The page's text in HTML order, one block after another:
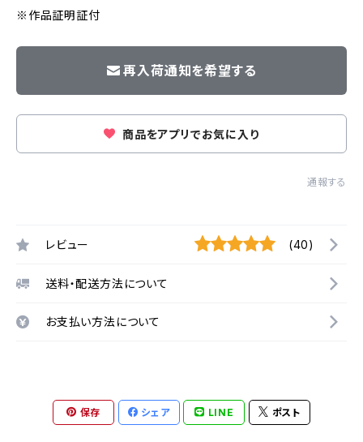
※作品証明証付
再入荷通知を希望する
商品をアプリでお気に入り
通報する
レビュー (40)
送料・配送方法について
お支払い方法について
保存 シェア LINE ポスト